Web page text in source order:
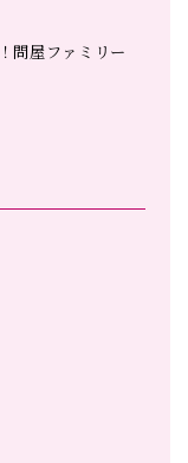
問屋ファミリー